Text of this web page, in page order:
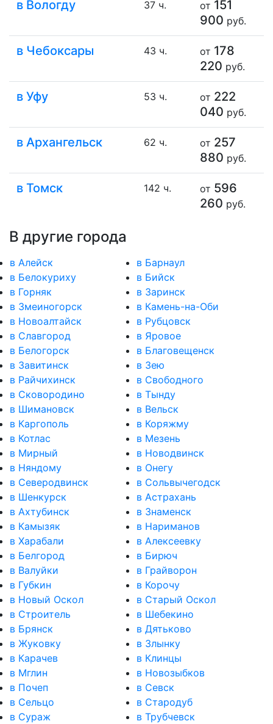
в Вологду 37 ч. от 151
900 руб.
в Чебоксары 43 ч. от 178
220 руб.
в Уфу 53 ч. от 222
040 руб.
в Архангельск 62 ч. от 257
880 руб.
в Томск 142 ч. от 596
260 руб.
В другие города
в Алейск
в Барнаул
в Белокуриху
в Бийск
в Горняк
в Заринск
в Змеиногорск
в Камень-на-Оби
в Новоалтайск
в Рубцовск
в Славгород
в Яровое
в Белогорск
в Благовещенск
в Завитинск
в Зею
в Райчихинск
в Свободного
в Сковородино
в Тынду
в Шимановск
в Вельск
в Каргополь
в Коряжму
в Котлас
в Мезень
в Мирный
в Новодвинск
в Няндому
в Онегу
в Северодвинск
в Сольвычегодск
в Шенкурск
в Астрахань
в Ахтубинск
в Знаменск
в Камызяк
в Нариманов
в Харабали
в Алексеевку
в Белгород
в Бирюч
в Валуйки
в Грайворон
в Губкин
в Корочу
в Новый Оскол
в Старый Оскол
в Строитель
в Шебекино
в Брянск
в Дятьково
в Жуковку
в Злынку
в Карачев
в Клинцы
в Мглин
в Новозыбков
в Почеп
в Севск
в Сельцо
в Стародуб
в Сураж
в Трубчевск